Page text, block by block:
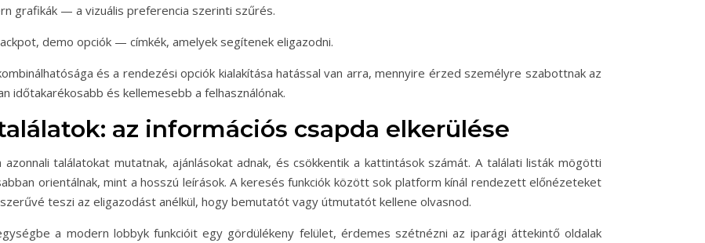
grafikák — a vizuális preferencia szerinti szűrés.
demo opciók — címkék, amelyek segítenek eligazodni.
és a rendezési opciók kialakítása hatással van arra, mennyire érzed személyre szabottnak az
időtakarékosabb és kellemesebb a felhasználónak.
az információs csapda elkerülése
találatokat mutatnak, ajánlásokat adnak, és csökkentik a kattintások számát. A találati listák mögötti
orientálnak, mint a hosszú leírások. A keresés funkciók között sok platform kínál rendezett előnézeteket
teszi az eligazodást anélkül, hogy bemutatót vagy útmutatót kellene olvasnod.
a modern lobbyk funkcióit egy gördülékeny felület, érdemes szétnézni az iparági áttekintő oldalak